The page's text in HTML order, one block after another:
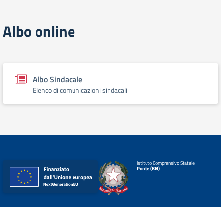
Albo online
Albo Sindacale
Elenco di comunicazioni sindacali
Istituto Comprensivo Statale
Ponte (BN)